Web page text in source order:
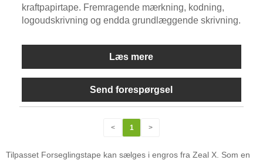
kraftpapirtape. Fremragende mærkning, kodning,
logoudskrivning og endda grundlæggende skrivning.
Læs mere
Send forespørgsel
< 1 >
Tilpasset Forseglingstape kan sælges i engros fra Zeal X. Som en